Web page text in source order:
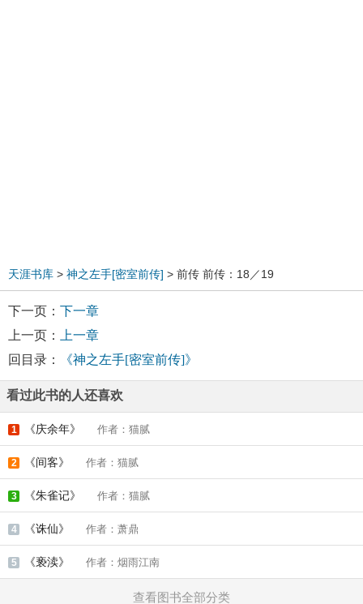
天涯书库 > 神之左手[密室前传] > 前传 前传：18／19
下一页： 下一章
上一页：
上一章
回目录：
《神之左手[密室前传]》
看过此书的人还喜欢
1 《庆余年》 作者：猫腻
2 《间客》 作者：猫腻
3 《朱雀记》 作者：猫腻
4 《诛仙》 作者：萧鼎
5 《亵渎》 作者：烟雨江南
查看图书全部分类